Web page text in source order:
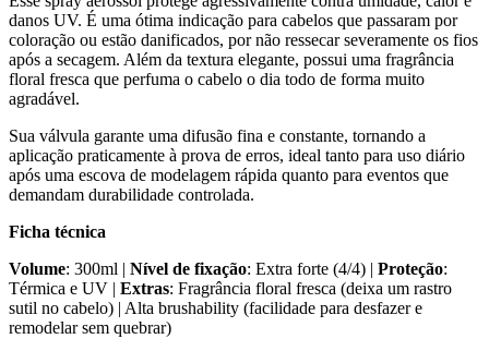
danos UV. É uma ótima indicação para cabelos que passaram por
coloração ou estão danificados, por não ressecar severamente os fios
após a secagem. Além da textura elegante, possui uma fragrância
floral fresca que perfuma o cabelo o dia todo de forma muito
agradável.
Sua válvula garante uma difusão fina e constante, tornando a
aplicação praticamente à prova de erros, ideal tanto para uso diário
após uma escova de modelagem rápida quanto para eventos que
demandam durabilidade controlada.
Ficha técnica
Volume: 300ml | Nível de fixação: Extra forte (4/4) | Proteção:
Térmica e UV | Extras: Fragrância floral fresca (deixa um rastro
sutil no cabelo) | Alta brushability (facilidade para desfazer e
remodelar sem quebrar)